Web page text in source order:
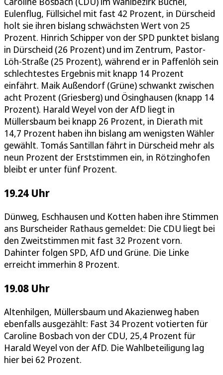
Eulenflug, Füllsichel mit fast 42 Prozent, in Dürscheid
holt sie ihren bislang schwächsten Wert von 25
Prozent. Hinrich Schipper von der SPD punktet bislang
in Dürscheid (26 Prozent) und im Zentrum, Pastor-
Löh-Straße (25 Prozent), während er in Paffenlöh sein
schlechtestes Ergebnis mit knapp 14 Prozent
einfährt. Maik Außendorf (Grüne) schwankt zwischen
acht Prozent (Griesberg) und Ösinghausen (knapp 14
Prozent). Harald Weyel von der AfD liegt in
Müllersbaum bei knapp 26 Prozent, in Dierath mit
14,7 Prozent haben ihn bislang am wenigsten Wähler
gewählt. Tomás Santillan fährt in Dürscheid mehr als
neun Prozent der Erststimmen ein, in Rötzinghofen
bleibt er unter fünf Prozent.
19.24 Uhr
Dünweg, Eschhausen und Kotten haben ihre Stimmen
ans Burscheider Rathaus gemeldet: Die CDU liegt bei
den Zweitstimmen mit fast 32 Prozent vorn.
Dahinter folgen SPD, AfD und Grüne. Die Linke
erreicht immerhin 8 Prozent.
19.08 Uhr
Altenhilgen, Müllersbaum und Akazienweg haben
ebenfalls ausgezählt: Fast 34 Prozent votierten für
Caroline Bosbach von der CDU, 25,4 Prozent für
Harald Weyel von der AfD. Die Wahlbeteiligung lag
hier bei 62 Prozent.